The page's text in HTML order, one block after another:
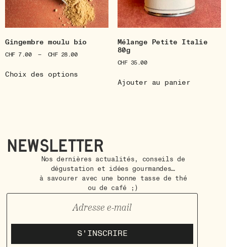
Gingembre moulu bio
CHF7.00 – CHF28.00
Choix des options
Mélange Petite Italie
80g
CHF35.00
Ajouter au panier
Newsletter
Nos dernières actualités, conseils de
dégustation et idées gourmandes…
à savourer avec une bonne tasse de thé
ou de café ;)
S'INSCRIRE